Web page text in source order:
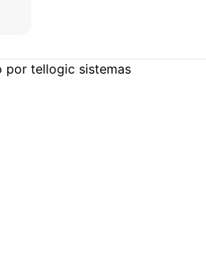
por tellogic sistemas